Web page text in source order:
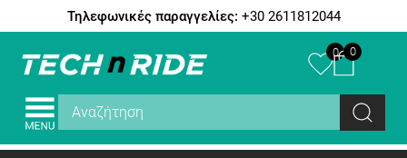
Τηλεφωνικές παραγγελίες: +30 2611812044
0 0